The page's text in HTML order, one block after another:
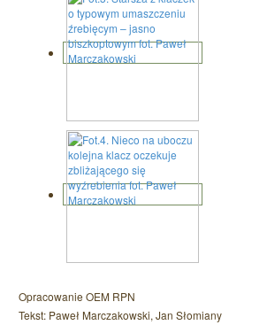
Opracowanie OEM RPN
Tekst: Paweł Marczakowski, Jan Słomiany